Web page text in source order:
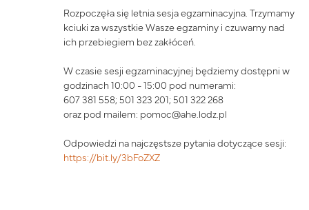
Rozpoczęła się letnia sesja egzaminacyjna. Trzymamy
kciuki za wszystkie Wasze egzaminy i czuwamy nad
ich przebiegiem bez zakłóceń.
W czasie sesji egzaminacyjnej będziemy dostępni w
godzinach 10:00 - 15:00 pod numerami:
607 381 558; 501 323 201; 501 322 268
oraz pod mailem: pomoc@ahe.lodz.pl
Odpowiedzi na najczęstsze pytania dotyczące sesji:
https://bit.ly/3bFoZXZ